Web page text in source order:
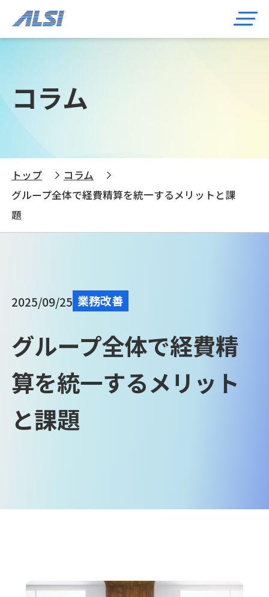
コラム
トップ
コラム
グループ全体で経費精算を統一するメリットと課
題
2025/09/25 業務改善
グループ全体で経費精
算を統一するメリット
と課題